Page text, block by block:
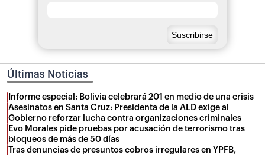
Últimas Noticias
Informe especial: Bolivia celebrará 201 en medio de una crisis
Asesinatos en Santa Cruz: Presidenta de la ALD exige al
Gobierno reforzar lucha contra organizaciones criminales
Evo Morales pide pruebas por acusación de terrorismo tras
bloqueos de más de 50 días
Tras denuncias de presuntos cobros irregulares en YPFB,